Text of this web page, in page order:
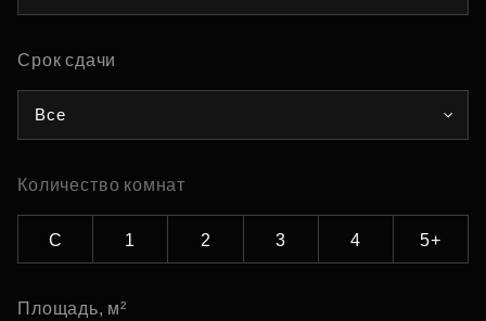
Срок сдачи
Все
Количество комнат
С 1 2 3 4 5+
Площадь, м²